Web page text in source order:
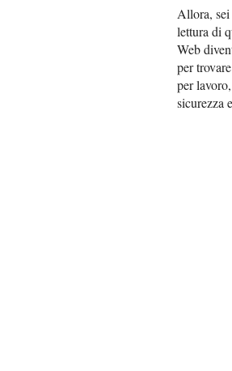
Allora,
lettura di
Web
per
per
sicurezza